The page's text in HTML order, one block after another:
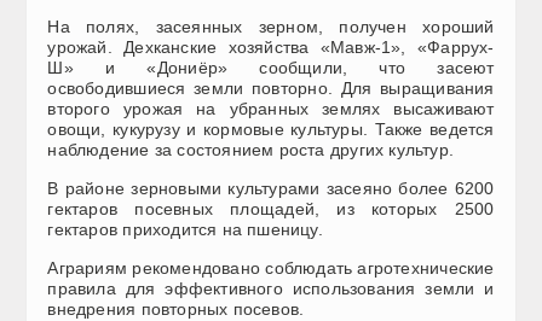
На полях, засеянных зерном, получен хороший
урожай. Дехканские хозяйства «Мавж-1», «Фаррух-
Ш» и «Дониёр» сообщили, что засеют
освободившиеся земли повторно. Для выращивания
второго урожая на убранных землях высаживают
овощи, кукурузу и кормовые культуры. Также ведется
наблюдение за состоянием роста других культур.
В районе зерновыми культурами засеяно более 6200
гектаров посевных площадей, из которых 2500
гектаров приходится на пшеницу.
Аграриям рекомендовано соблюдать агротехнические
правила для эффективного использования земли и
внедрения повторных посевов.